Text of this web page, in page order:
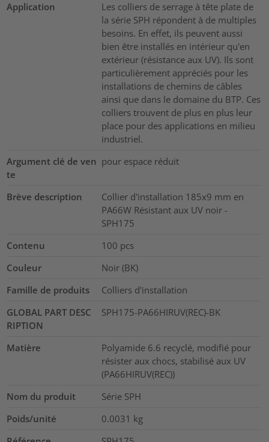
Application
Les colliers de serrage à tête plate de
la série SPH répondent à de multiples
besoins. En effet, ils peuvent aussi
bien être installés en intérieur qu'en
extérieur (résistance aux UV). Ils sont
particulièrement appréciés pour les
installations de chemins de câbles
ainsi que dans le domaine du BTP. Ces
colliers trouvent de plus en plus leur
place pour des applications en milieu
industriel.
Argument clé de ven
te
pour espace réduit
Brève description
Collier d'installation 185x9 mm en
PA66W Résistant aux UV noir -
SPH175
Contenu
100 pcs
Couleur
Noir (BK)
Famille de produits
Colliers d'installation
GLOBAL PART DESC
RIPTION
SPH175-PA66HIRUV(REC)-BK
Matière
Polyamide 6.6 recyclé, modifié pour
résister aux chocs, stabilisé aux UV
(PA66HIRUV(REC))
Nom du produit
Série SPH
Poids/unité
0.0031 kg